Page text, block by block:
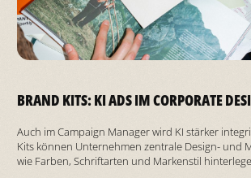
BRAND KITS: KI ADS IM CORPORATE
Auch im Campaign Manager wird KI stärker
Kits können Unternehmen zentrale Design- und
wie Farben, Schriftarten und Markenstil